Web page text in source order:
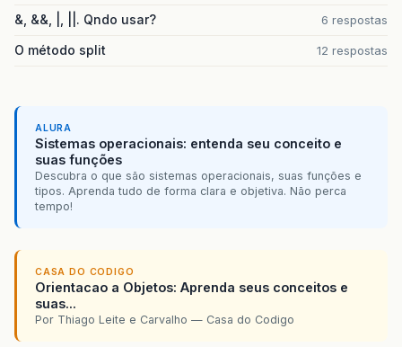
&, &&, |, ||. Qndo usar? 6 respostas
O método split 12 respostas
ALURA
Sistemas operacionais: entenda seu conceito e
suas funções
Descubra o que são sistemas operacionais, suas funções e
tipos. Aprenda tudo de forma clara e objetiva. Não perca
tempo!
CASA DO CODIGO
Orientacao a Objetos: Aprenda seus conceitos e
suas...
Por Thiago Leite e Carvalho — Casa do Codigo